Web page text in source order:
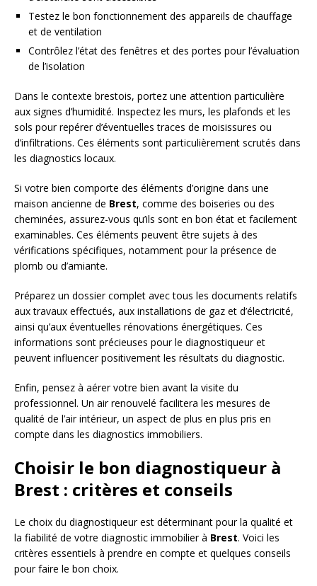
Testez le bon fonctionnement des appareils de chauffage
et de ventilation
Contrôlez l’état des fenêtres et des portes pour l’évaluation
de l’isolation
Dans le contexte brestois, portez une attention particulière
aux signes d’humidité. Inspectez les murs, les plafonds et les
sols pour repérer d’éventuelles traces de moisissures ou
d’infiltrations. Ces éléments sont particulièrement scrutés dans
les diagnostics locaux.
Si votre bien comporte des éléments d’origine dans une
maison ancienne de Brest, comme des boiseries ou des
cheminées, assurez-vous qu’ils sont en bon état et facilement
examinables. Ces éléments peuvent être sujets à des
vérifications spécifiques, notamment pour la présence de
plomb ou d’amiante.
Préparez un dossier complet avec tous les documents relatifs
aux travaux effectués, aux installations de gaz et d’électricité,
ainsi qu’aux éventuelles rénovations énergétiques. Ces
informations sont précieuses pour le diagnostiqueur et
peuvent influencer positivement les résultats du diagnostic.
Enfin, pensez à aérer votre bien avant la visite du
professionnel. Un air renouvelé facilitera les mesures de
qualité de l’air intérieur, un aspect de plus en plus pris en
compte dans les diagnostics immobiliers.
Choisir le bon diagnostiqueur à
Brest : critères et conseils
Le choix du diagnostiqueur est déterminant pour la qualité et
la fiabilité de votre diagnostic immobilier à Brest. Voici les
critères essentiels à prendre en compte et quelques conseils
pour faire le bon choix.